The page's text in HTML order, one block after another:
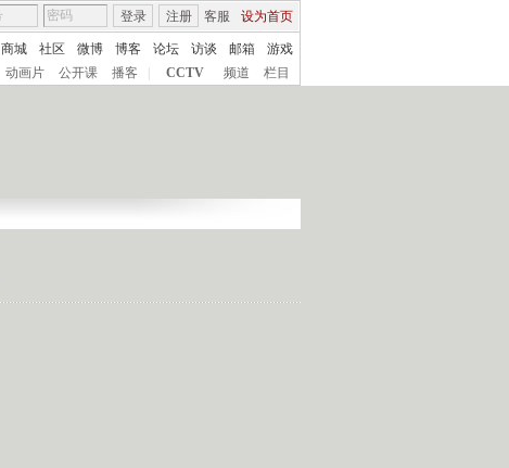
客服 设为首页
登录 注册
商城 社区 微博 博客 论坛 访谈 邮箱
游戏
动画片 公开课 播客 CCTV 频道 栏目